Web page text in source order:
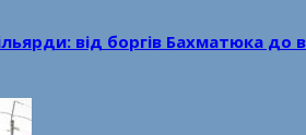
від боргів Бахматюка до